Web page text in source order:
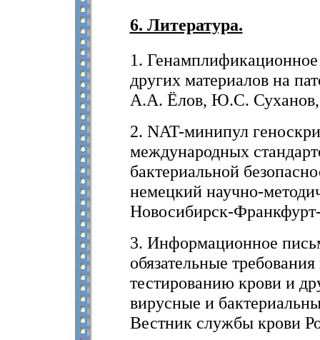
6. Литература.
1.
других материалов на
А.А. Ёлов, Ю.С.
2. NAT-минипул
международных
бактериальной
немецкий научно-
Новосибирск-
3. Информационное
обязательные
тестированию крови и
вирусные и
Вестник службы крови